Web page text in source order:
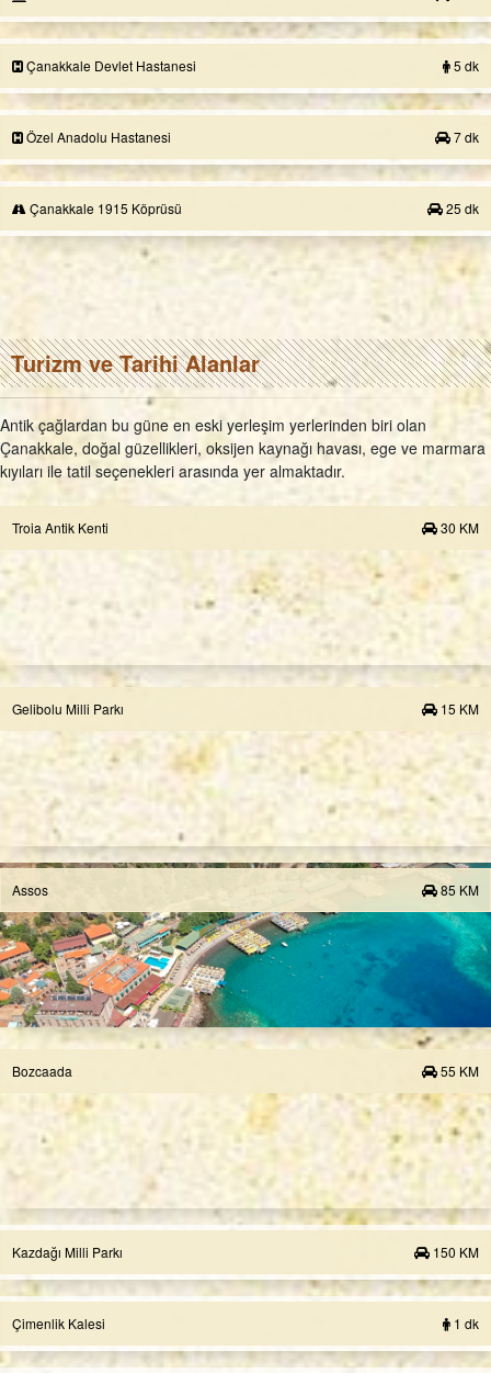
Çanakkale Devlet Hastanesi 5 dk
Özel Anadolu Hastanesi 7 dk
Çanakkale 1915 Köprüsü 25 dk
Turizm ve Tarihi Alanlar
Antik çağlardan bu güne en eski yerleşim yerlerinden biri olan
Çanakkale, doğal güzellikleri, oksijen kaynağı havası, ege ve marmara
kıyıları ile tatil seçenekleri arasında yer almaktadır.
Troia Antik Kenti 30 KM
Gelibolu Milli Parkı 15 KM
Assos 85 KM
Bozcaada 55 KM
Kazdağı Milli Parkı 150 KM
Çimenlik Kalesi 1 dk